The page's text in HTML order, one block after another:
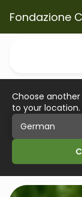
Fondazione
Choose
to your location.